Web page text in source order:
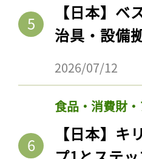
【日本】
治具・設備
2026/07/12
食品・消費財
【日本】